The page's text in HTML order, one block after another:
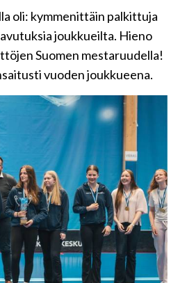
oli: kymmenittäin palkittuja
joukkueilta. Hieno
Suomen mestaruudella!
vuoden joukkueena.